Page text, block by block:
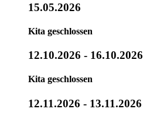
15.05.2026
Kita geschlossen
12.10.2026 - 16.10.2026
Kita geschlossen
12.11.2026 - 13.11.2026